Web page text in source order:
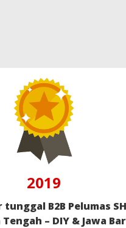
2019
B2B Pelumas
Tengah – DIY & Jawa